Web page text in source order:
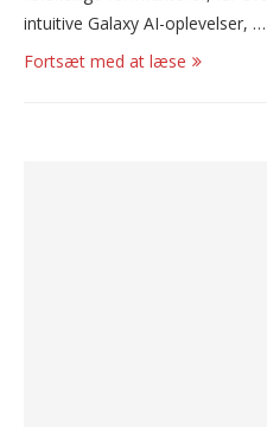
intuitive Galaxy AI-oplevelser, …
Fortsæt med at læse